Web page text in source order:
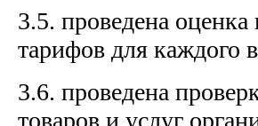
3.5. проведена
тарифов для каждого
3.6. проведена